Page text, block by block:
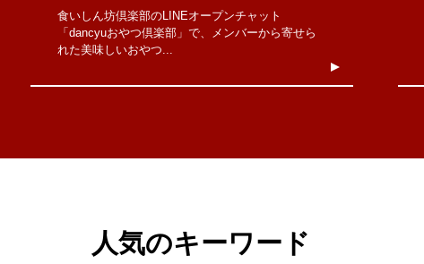
食いしん坊倶楽部のLINEオープンチャット
「dancyuおやつ倶楽部」で、メンバーから寄せら
れた美味しいおやつ...
人気のキーワード